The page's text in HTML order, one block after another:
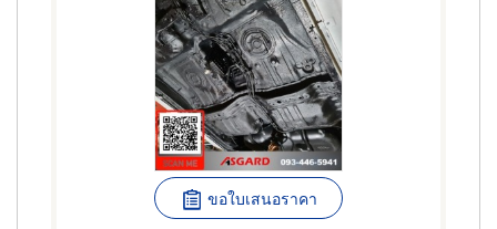
ขอใบเสนอราคา